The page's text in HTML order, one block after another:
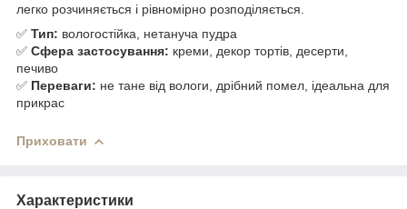
легко розчиняється і рівномірно розподіляється.
✅ Тип: вологостійка, нетануча пудра
✅ Сфера застосування: креми, декор тортів, десерти,
печиво
✅ Переваги: не тане від вологи, дрібний помел, ідеальна для
прикрас
Приховати
Характеристики